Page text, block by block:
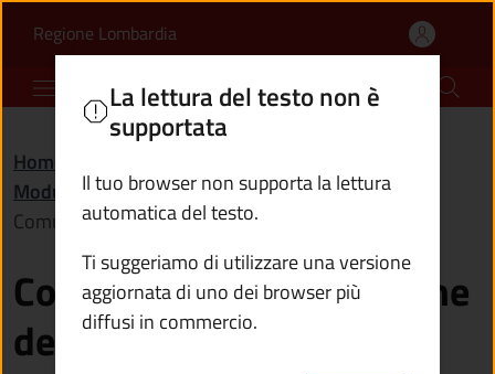
Comunicazione di
Regione Lombardia(apre in un'altra scheda).
Comune di Bienno
Home
Modulistica /
Comunicazione di cessione del fabbricato
Comunicazione di cessione
del fabbricato
La lettura del testo non è
supportata
Il tuo browser non supporta la lettura
automatica del testo.
Ti suggeriamo di utilizzare una versione
aggiornata di uno dei browser più
diffusi in commercio.